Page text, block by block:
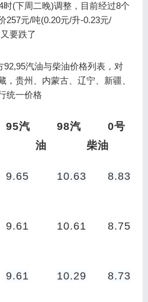
(下周二晚)调整，目前经过8个
257元/吨(0.20元/升-0.23元/
要跌了
汽油与柴油价格列表，对
，贵州、内蒙古、辽宁、新疆、
统一价格
95汽
98汽
油
0号
柴油
9.65 10.63 8.83
9.61 10.61 8.75
9.61 10.29 8.73